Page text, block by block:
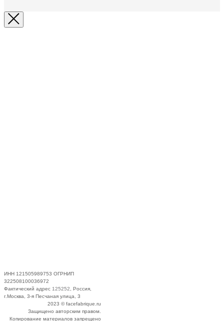
ИНН 121505989753 ОГРНИП
322508100036972
Фактический адрес 125252 , Россия,
г.Москва, 3-я Песчаная улица, 3
2023 © facefabrique.ru
Защищено авторским правом.
Копирование материалов запрещено